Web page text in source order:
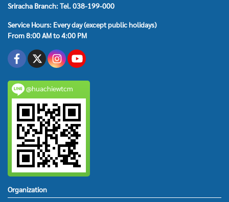
Sriracha Branch: Tel. 038-199-000
Service Hours: Every day (except public holidays)
From 8:00 AM to 4:00 PM
@huachiewtcm
Organization